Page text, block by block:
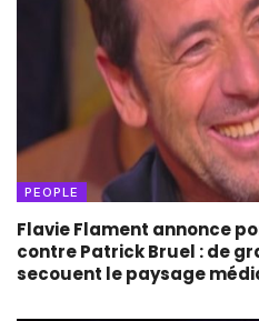
PEOPLE
Flavie Flament annonce
contre Patrick Bruel : de
secouent le paysage